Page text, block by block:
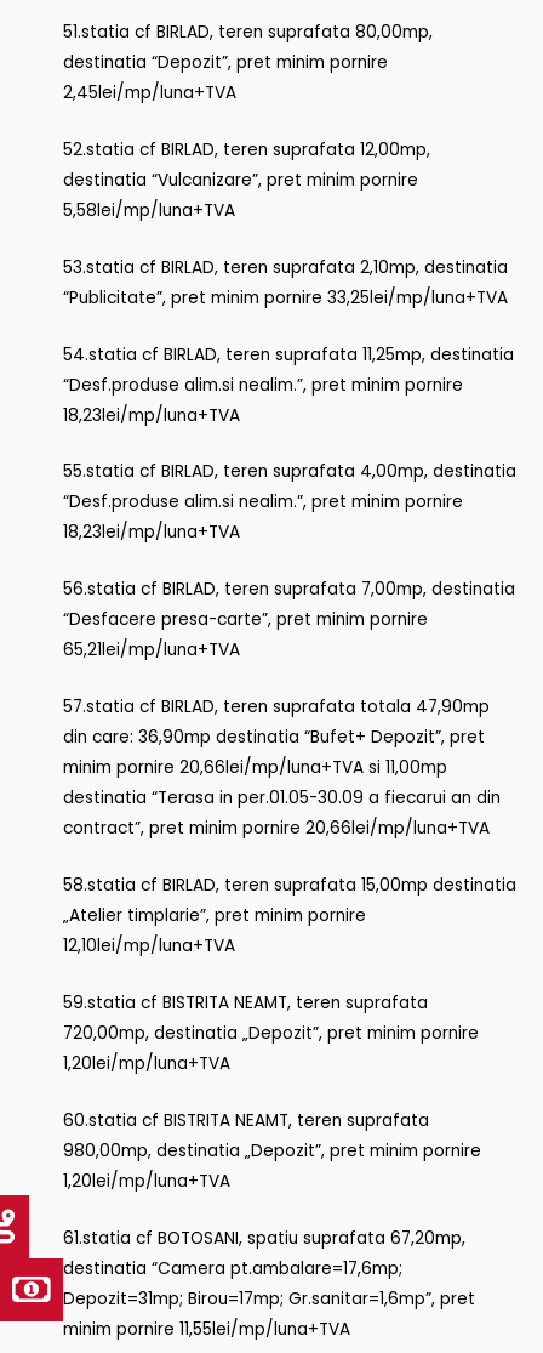
51.statia cf BIRLAD, teren suprafata 80,00mp,
destinatia “Depozit”, pret minim pornire
2,45lei/mp/luna+TVA
52.statia cf BIRLAD, teren suprafata 12,00mp,
destinatia “Vulcanizare”, pret minim pornire
5,58lei/mp/luna+TVA
53.statia cf BIRLAD, teren suprafata 2,10mp, destinatia
“Publicitate”, pret minim pornire 33,25lei/mp/luna+TVA
54.statia cf BIRLAD, teren suprafata 11,25mp, destinatia
“Desf.produse alim.si nealim.”, pret minim pornire
18,23lei/mp/luna+TVA
55.statia cf BIRLAD, teren suprafata 4,00mp, destinatia
“Desf.produse alim.si nealim.”, pret minim pornire
18,23lei/mp/luna+TVA
56.statia cf BIRLAD, teren suprafata 7,00mp, destinatia
“Desfacere presa-carte”, pret minim pornire
65,21lei/mp/luna+TVA
57.statia cf BIRLAD, teren suprafata totala 47,90mp
din care: 36,90mp destinatia “Bufet+ Depozit”, pret
minim pornire 20,66lei/mp/luna+TVA si 11,00mp
destinatia “Terasa in per.01.05-30.09 a fiecarui an din
contract”, pret minim pornire 20,66lei/mp/luna+TVA
58.statia cf BIRLAD, teren suprafata 15,00mp destinatia
„Atelier timplarie”, pret minim pornire
12,10lei/mp/luna+TVA
59.statia cf BISTRITA NEAMT, teren suprafata
720,00mp, destinatia „Depozit”, pret minim pornire
1,20lei/mp/luna+TVA
60.statia cf BISTRITA NEAMT, teren suprafata
980,00mp, destinatia „Depozit”, pret minim pornire
1,20lei/mp/luna+TVA
61.statia cf BOTOSANI, spatiu suprafata 67,20mp,
destinatia “Camera pt.ambalare=17,6mp;
Depozit=31mp; Birou=17mp; Gr.sanitar=1,6mp”, pret
minim pornire 11,55lei/mp/luna+TVA